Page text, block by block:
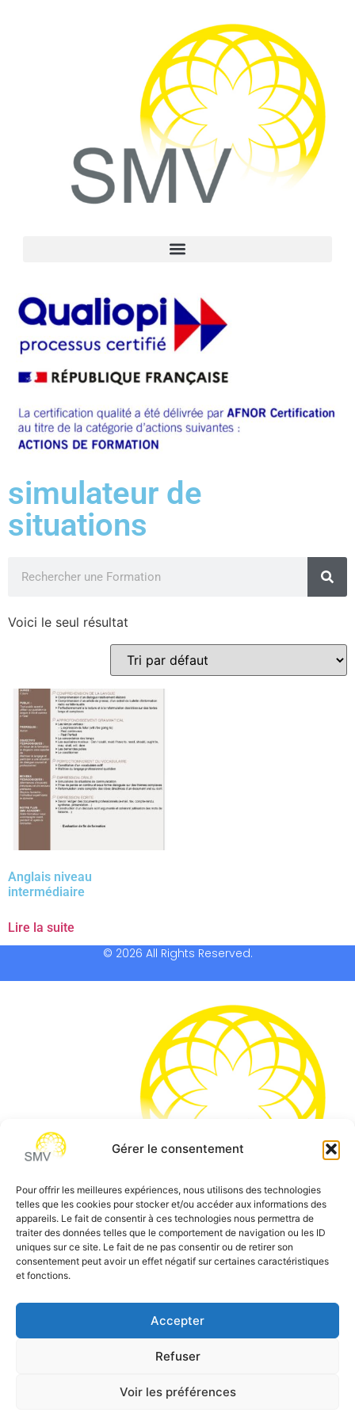
Gérer le consentement
Pour offrir les meilleures expériences, nous utilisons des technologies
telles que les cookies pour stocker et/ou accéder aux informations des
appareils. Le fait de consentir à ces technologies nous permettra de
traiter des données telles que le comportement de navigation ou les ID
uniques sur ce site. Le fait de ne pas consentir ou de retirer son
consentement peut avoir un effet négatif sur certaines caractéristiques
et fonctions.
Accepter
Refuser
Voir les préférences
simulateur de
situations
Voici le seul résultat
Anglais niveau
intermédiaire
Lire la suite
© 2026 All Rights Reserved.
SMV permet de vous aider à gagner du temps et vous
permettre de vous concentrer sur l’essentiel de votre
métier
Téléphone:0 805 69 64 75 / 02 37 34 04 04
contact@smvformation.fr
Création & Hébergement Web Cloud par